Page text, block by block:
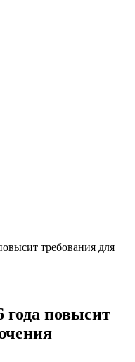
требования для
года повысит